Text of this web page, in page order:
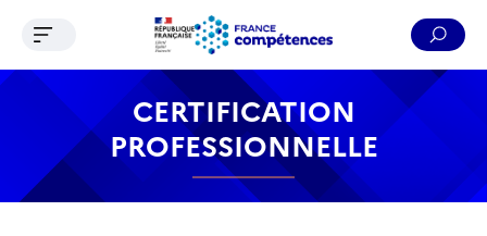
Contenu Recherche Menu Pied de page
Ouvrir le menu de navigation
CERTIFICATION
PROFESSIONNELLE